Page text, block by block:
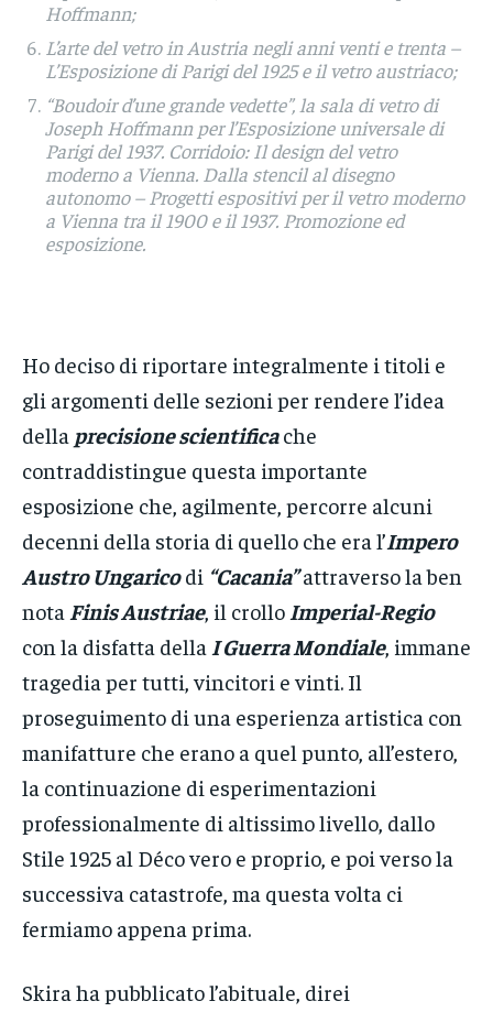
Hoffmann;
L’arte del vetro in Austria negli anni venti e trenta –
L’Esposizione di Parigi del 1925 e il vetro austriaco;
“Boudoir d’une grande vedette”, la sala di vetro di
Joseph Hoffmann per l’Esposizione universale di
Parigi del 1937. Corridoio: Il design del vetro
moderno a Vienna. Dalla stencil al disegno
autonomo – Progetti espositivi per il vetro moderno
a Vienna tra il 1900 e il 1937. Promozione ed
esposizione.
Ho deciso di riportare integralmente i titoli e
gli argomenti delle sezioni per rendere l’idea
della precisione scientificache
contraddistingue questa importante
esposizione che, agilmente, percorre alcuni
decenni della storia di quello che era l’Impero
Austro Ungaricodi “Cacania”attraverso la ben
nota Finis Austriae, il crollo Imperial-Regio
con la disfatta della I Guerra Mondiale, immane
tragedia per tutti, vincitori e vinti. Il
proseguimento di una esperienza artistica con
manifatture che erano a quel punto, all’estero,
la continuazione di esperimentazioni
professionalmente di altissimo livello, dallo
Stile 1925 al Déco vero e proprio, e poi verso la
successiva catastrofe, ma questa volta ci
fermiamo appena prima.
Skira ha pubblicato l’abituale, direi